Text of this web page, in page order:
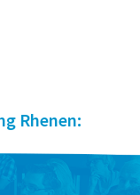
Rhenen: